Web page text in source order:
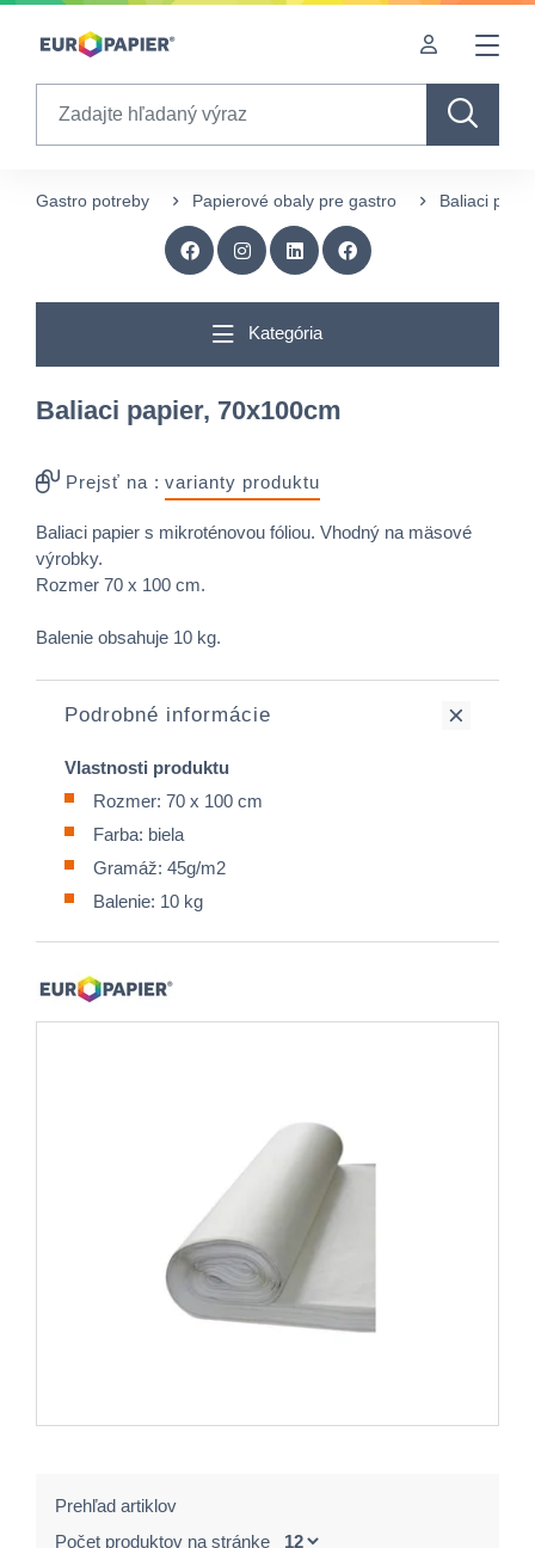
Table Of Content
Zaujímavé produkty pre Vás
Gastro potreby Papierové obaly pre gastro Baliaci
Kategória
Baliaci papier, 70x100cm
Prejsť na : varianty produktu
Baliaci papier s mikroténovou fóliou. Vhodný na mäsové
výrobky.
Rozmer 70 x 100 cm.
Balenie obsahuje 10 kg.
Podrobné informácie
Vlastnosti produktu
Rozmer: 70 x 100 cm
Farba: biela
Gramáž: 45g/m2
Balenie: 10 kg
Prehľad artiklov
Počet produktov na stránke